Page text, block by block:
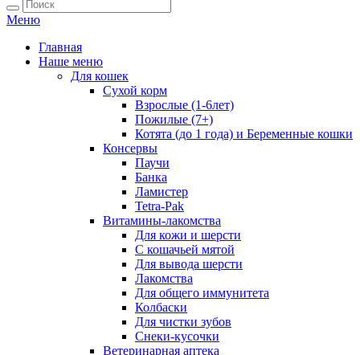
Меню
Главная
Наше меню
Для кошек
Сухой корм
Взрослые (1-6лет)
Пожилые (7+)
Котята (до 1 года) и Беременные кошки
Консервы
Паучи
Банка
Ламистер
Tetra-Pak
Витамины-лакомства
Для кожи и шерсти
С кошачьей мятой
Для вывода шерсти
Лакомства
Для общего иммунитета
Колбаски
Для чистки зубов
Снеки-кусочки
Ветеринарная аптека